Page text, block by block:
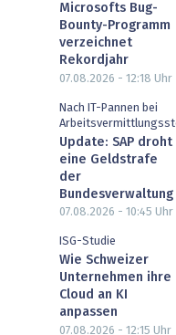
Microsofts Bug-
Bounty-Programm
verzeichnet
Rekordjahr
07.08.2026 - 12:18 Uhr
Nach IT-Pannen bei
Update: SAP droht
eine Geldstrafe
der
Bundesverwaltung
07.08.2026 - 10:45 Uhr
ISG-Studie
Wie Schweizer
Unternehmen ihre
Cloud an KI
anpassen
07.08.2026 - 12:15 Uhr